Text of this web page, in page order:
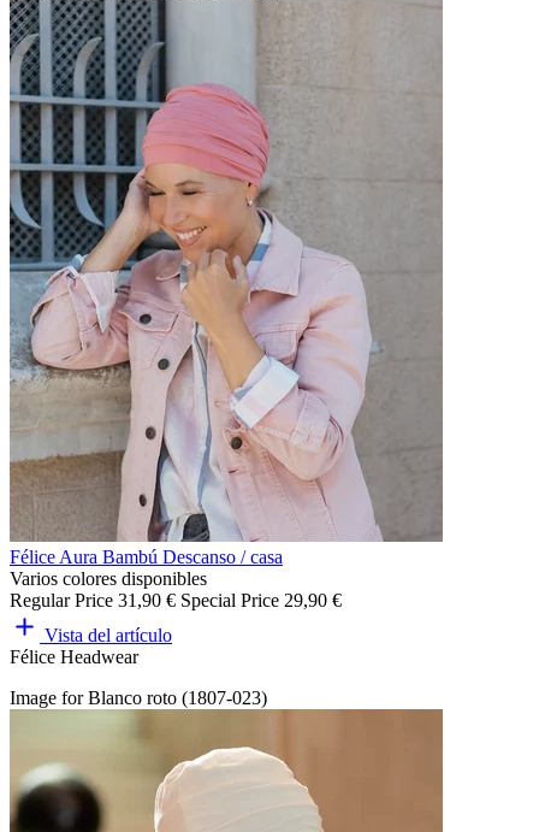
Félice Aura Bambú Descanso / casa
Varios colores disponibles
Regular Price 31,90 € Special Price 29,90 €
Vista del artículo
Félice Headwear
Image for Blanco roto (1807-023)